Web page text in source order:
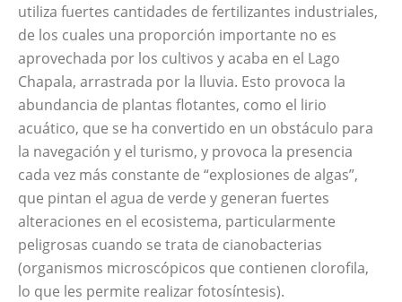
utiliza fuertes cantidades de fertilizantes industriales,
de los cuales una proporción importante no es
aprovechada por los cultivos y acaba en el Lago
Chapala, arrastrada por la lluvia. Esto provoca la
abundancia de plantas flotantes, como el lirio
acuático, que se ha convertido en un obstáculo para
la navegación y el turismo, y provoca la presencia
cada vez más constante de “explosiones de algas”,
que pintan el agua de verde y generan fuertes
alteraciones en el ecosistema, particularmente
peligrosas cuando se trata de cianobacterias
(organismos microscópicos que contienen clorofila,
lo que les permite realizar fotosíntesis).